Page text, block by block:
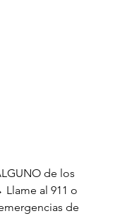
de los
al 911 o
de